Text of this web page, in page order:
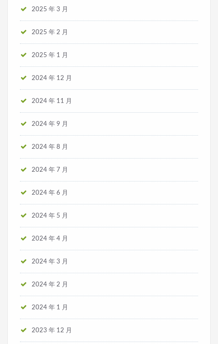
2025 年 3 月
2025 年 2 月
2025 年 1 月
2024 年 12 月
2024 年 11 月
2024 年 9 月
2024 年 8 月
2024 年 7 月
2024 年 6 月
2024 年 5 月
2024 年 4 月
2024 年 3 月
2024 年 2 月
2024 年 1 月
2023 年 12 月